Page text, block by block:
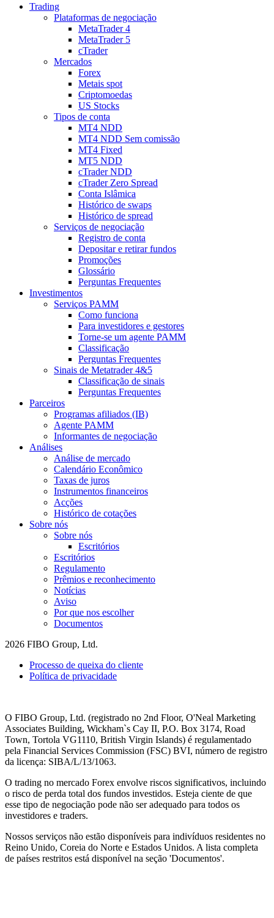
Trading
Plataformas de negociação
MetaTrader 4
MetaTrader 5
cTrader
Mercados
Forex
Metais spot
Criptomoedas
US Stocks
Tipos de conta
MT4 NDD
MT4 NDD Sem comissão
MT4 Fixed
MT5 NDD
cTrader NDD
cTrader Zero Spread
Conta Islâmica
Histórico de swaps
Histórico de spread
Serviços de negociação
Registro de conta
Depositar e retirar fundos
Promoções
Glossário
Perguntas Frequentes
Investimentos
Serviços PAMM
Como funciona
Para investidores e gestores
Torne-se um agente PAMM
Classificação
Perguntas Frequentes
Sinais de Metatrader 4&5
Classificação de sinais
Perguntas Frequentes
Parceiros
Programas afiliados (IB)
Agente PAMM
Informantes de negociação
Análises
Análise de mercado
Calendário Econômico
Taxas de juros
Instrumentos financeiros
Acções
Histórico de cotações
Sobre nós
Sobre nós
Escritórios
Escritórios
Regulamento
Prêmios e reconhecimento
Notícias
Aviso
Por que nos escolher
Documentos
2026 FIBO Group, Ltd.
Processo de queixa do cliente
Política de privacidade
O FIBO Group, Ltd. (registrado no 2nd Floor, O'Neal Marketing
Associates Building, Wickham`s Cay II, P.O. Box 3174, Road
Town, Tortola VG1110, British Virgin Islands) é regulamentado
pela Financial Services Commission (FSC) BVI, número de registro
da licença: SIBA/L/13/1063.
O trading no mercado Forex envolve riscos significativos, incluindo
o risco de perda total dos fundos investidos. Esteja ciente de que
esse tipo de negociação pode não ser adequado para todos os
investidores e traders.
Nossos serviços não estão disponíveis para indivíduos residentes no
Reino Unido, Coreia do Norte e Estados Unidos. A lista completa
de países restritos está disponível na seção 'Documentos'.